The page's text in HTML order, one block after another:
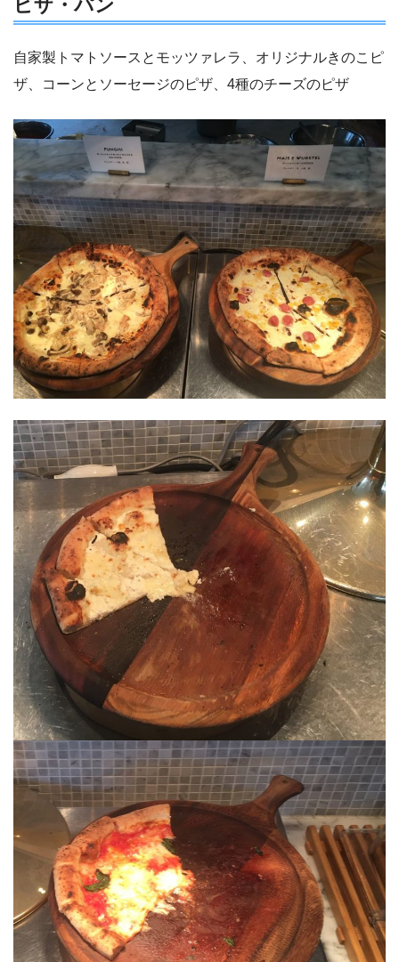
ピザ・パン
自家製トマトソースとモッツァレラ、オリジナルきのこピ
ザ、コーンとソーセージのピザ、4種のチーズのピザ